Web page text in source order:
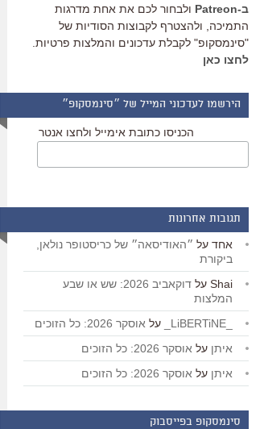
ב-Patreon
ולבחור לכם את אחת מדרגות
התמיכה, ולהצטרף לקבוצות הסודיות של
"סינמסקופ" לקבלת עדכונים והמלצות פרטיות.
לחצו כאן
הירשמו לעדכוני המייל של ״סינמסקופ״
הכניסו כתובת אימייל ולחצו אנטר
תגובות אחרונות
אחד על ״האודיסאה״ של כריסטופר נולאן,
ביקורת
Shai על
דוקאביב 2026: שש או שבע
המלצות
על אוסקר 2026: כל הזוכים
איתן על אוסקר 2026: כל הזוכים
איתן על אוסקר 2026: כל הזוכים
סינמסקופ בפייסבוק